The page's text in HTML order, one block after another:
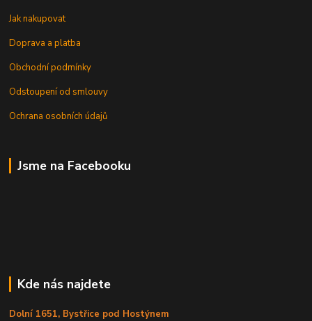
Jak nakupovat
Doprava a platba
Obchodní podmínky
Odstoupení od smlouvy
Ochrana osobních údajů
Jsme na Facebooku
Kde nás najdete
Dolní 1651, Bystřice pod Hostýnem